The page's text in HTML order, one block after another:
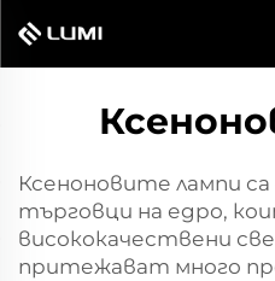
Ксеноновите лампи са
търговци на едро,
висококачествени
притежават много